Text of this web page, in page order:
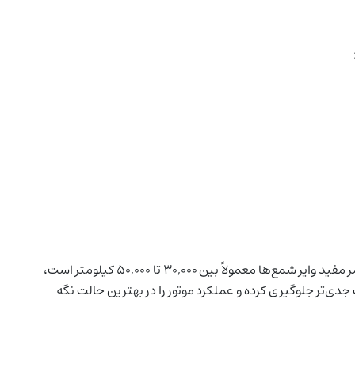
برای حفظ عملکرد بهینه موتور جک J5 اتوماتیک، توصیه می‌شود که وایر شمع‌ها را به صورت دوره‌ای بررسی و در صورت نیاز تعویض کنید. عمر مفید وایر شمع‌ها معمولاً بین 30,000 تا 50,000 کیلومتر است،
جلوگیری کرده و عملکرد موتور را در بهترین حالت نگه